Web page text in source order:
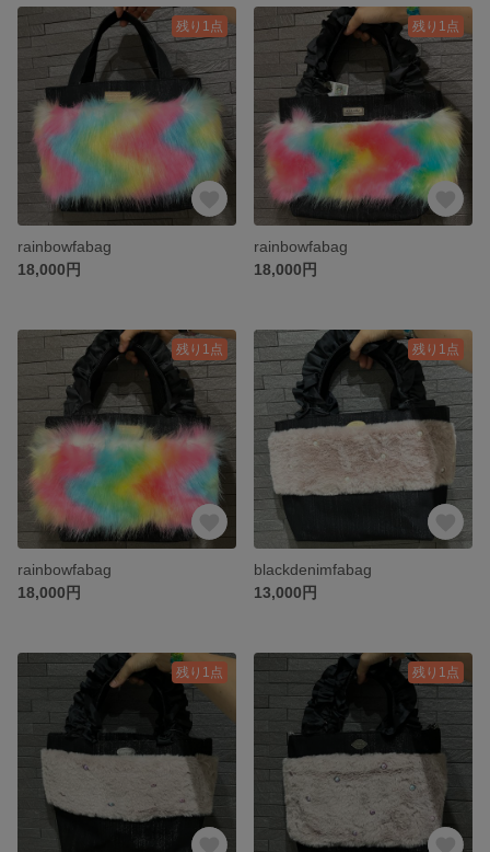
残り1点
rainbowfabag
18,000円
残り1点
rainbowfabag
18,000円
残り1点
rainbowfabag
18,000円
残り1点
blackdenimfabag
13,000円
残り1点 残り1点